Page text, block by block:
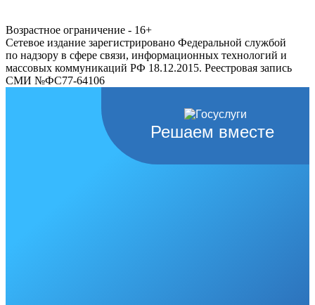
Возрастное ограничение - 16+
Сетевое издание зарегистрировано Федеральной службой
по надзору в сфере связи, информационных технологий и
массовых коммуникаций РФ 18.12.2015. Реестровая запись
СМИ №ФС77-64106
Решаем вместе